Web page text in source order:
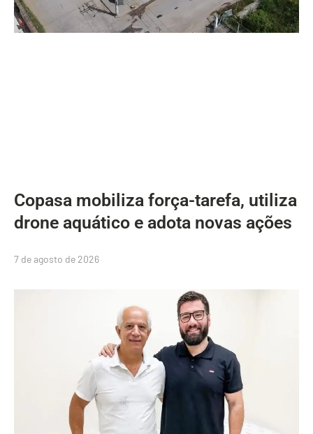
Copasa mobiliza força-tarefa, utiliza
drone aquático e adota novas ações
7 de agosto de 2026